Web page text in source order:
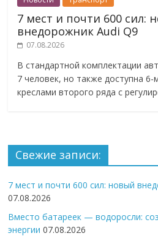
7 мест и почти 600 сил:
внедорожник Audi Q9
07.08.2026
В стандартной комплектации
7 человек, но также доступна 6-
креслами второго ряда с
Свежие записи:
7 мест и почти 600 сил: новый
07.08.2026
Вместо батареек — водоросли:
энергии 07.08.2026